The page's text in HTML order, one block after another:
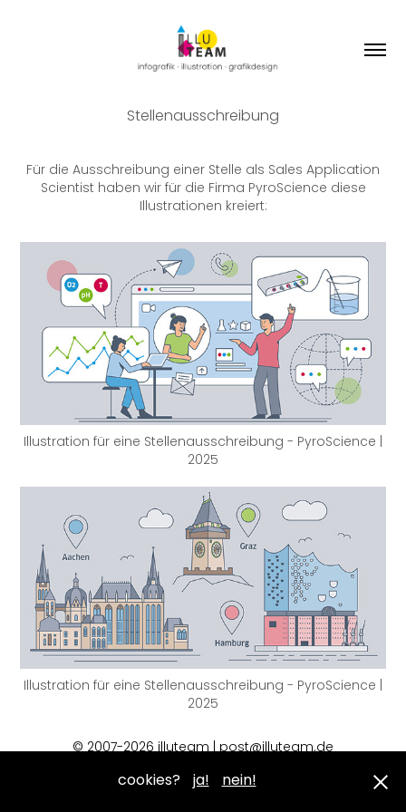
Stellenausschreibung
Für die Ausschreibung einer Stelle als Sales Application
Scientist haben wir für die Firma PyroScience diese
Illustrationen kreiert:
Illustration für eine Stellenausschreibung - PyroScience |
2025
Illustration für eine Stellenausschreibung - PyroScience |
2025
© 2007-2026 illuteam | post@illuteam.de
cookies? ja! nein!